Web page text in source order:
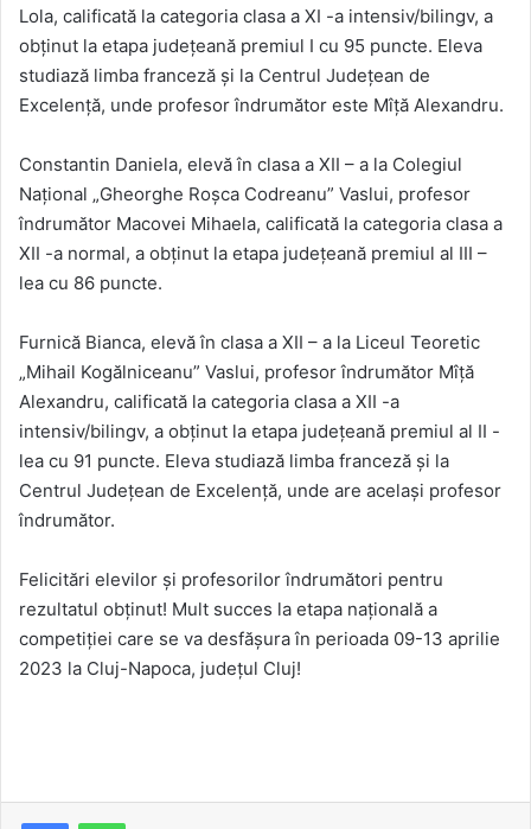
Lola, calificată la categoria clasa a XI -a intensiv/bilingv, a
obținut la etapa județeană premiul I cu 95 puncte. Eleva
studiază limba franceză și la Centrul Județean de
Excelență, unde profesor îndrumător este Mîță Alexandru.
Constantin Daniela, elevă în clasa a XII – a la Colegiul
Național „Gheorghe Roșca Codreanu” Vaslui, profesor
îndrumător Macovei Mihaela, calificată la categoria clasa a
XII -a normal, a obținut la etapa județeană premiul al III –
lea cu 86 puncte.
Furnică Bianca, elevă în clasa a XII – a la Liceul Teoretic
„Mihail Kogălniceanu” Vaslui, profesor îndrumător Mîță
Alexandru, calificată la categoria clasa a XII -a
intensiv/bilingv, a obținut la etapa județeană premiul al II -
lea cu 91 puncte. Eleva studiază limba franceză și la
Centrul Județean de Excelență, unde are același profesor
îndrumător.
Felicitări elevilor și profesorilor îndrumători pentru
rezultatul obținut! Mult succes la etapa națională a
competiției care se va desfășura în perioada 09-13 aprilie
2023 la Cluj-Napoca, județul Cluj!